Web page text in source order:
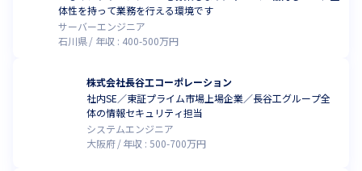
体性を持って業務を行える環境です
サーバーエンジニア
石川県
年収 : 400-500万円
株式会社長谷工コーポレーション
社内SE／東証プライム市場上場企業／長谷工グループ全
体の情報セキュリティ担当
システムエンジニア
大阪府
年収 :500-700万円